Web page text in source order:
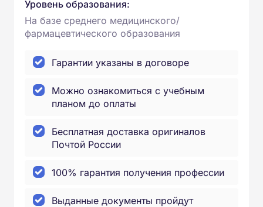
Уровень образования:
На базе среднего медицинского/
фармацевтического образования
Гарантии указаны в договоре
Можно ознакомиться с учебным
планом до оплаты
Бесплатная доставка оригиналов
Почтой России
100% гарантия получения профессии
Выданные документы пройдут